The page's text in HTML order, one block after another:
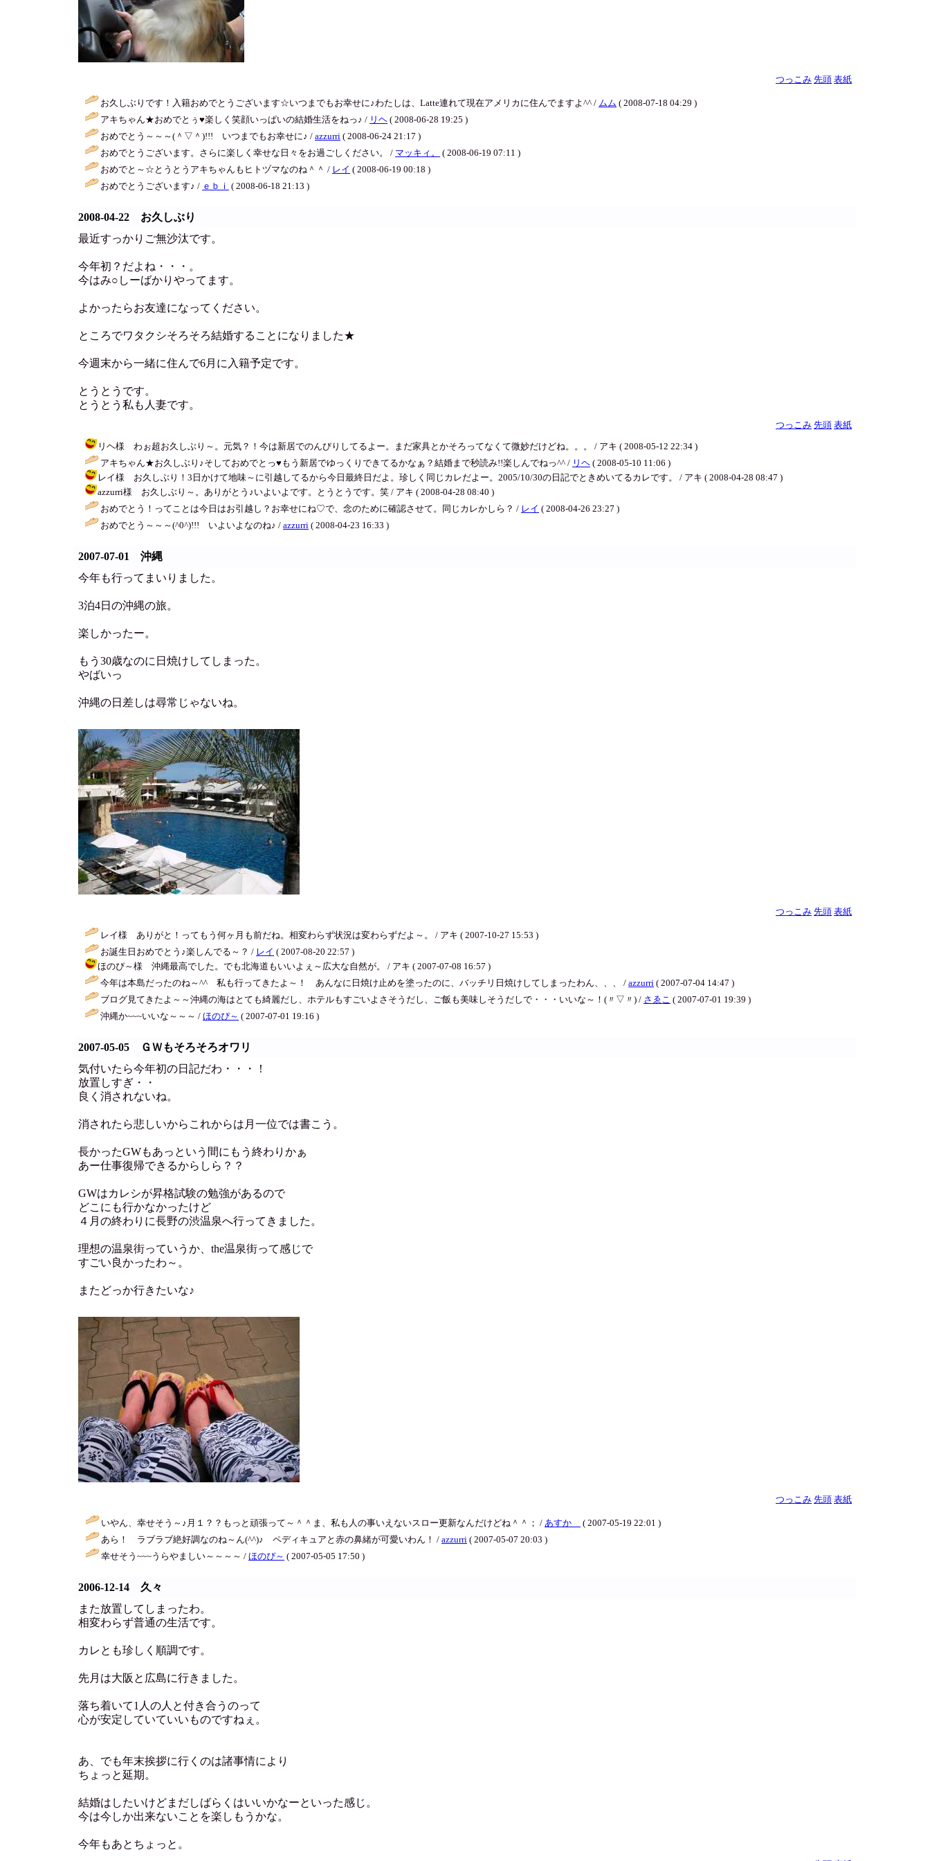
つっこみ 先頭 表紙
お久しぶりです！入籍おめでとうございます☆いつまでもお幸せに♪わたしは、Latte連れて現在アメリカに住んでますよ^^ / ムム ( 2008-07-18 04:29 )
アキちゃん★おめでとぅ♥楽しく笑顔いっぱいの結婚生活をねっ♪ / リヘ ( 2008-06-28 19:25 )
おめでとう～～～(＾▽＾)!!! いつまでもお幸せに♪ / azzurri ( 2008-06-24 21:17 )
おめでとうございます。さらに楽しく幸せな日々をお過ごしください。 / マッキィ。
( 2008-06-19 07:11 )
おめでと～☆とうとうアキちゃんもヒトヅマなのね＾＾ / レイ ( 2008-06-19 00:18 )
おめでとうございます♪ / ｅｂｉ ( 2008-06-18 21:13 )
2008-04-22 お久しぶり
最近すっかりご無沙汰です。
今年初？だよね・・・。
今はみ○しーばかりやってます。
よかったらお友達になってください。
ところでワタクシそろそろ結婚することになりました★
今週末から一緒に住んで6月に入籍予定です。
とうとうです。
とうとう私も人妻です。
つっこみ 先頭 表紙
リヘ様 わぉ超お久しぶり～。元気？！今は新居でのんびりしてるよー。まだ家具とかそろってなくて微妙だけどね。。。 / アキ ( 2008-05-12 22:34 )
アキちゃん★お久しぶり♪そしておめでとっ♥もう新居でゆっくりできてるかなぁ？結婚まで秒読み!!楽しんでねっ^^ / リヘ ( 2008-05-10 11:06 )
レイ様 お久しぶり！3日かけて地味～に引越してるから今日最終日だよ。珍しく同じカレだよー。2005/10/30の日記でときめいてるカレです。 / アキ ( 2008-04-28 08:47 )
azzurri様 お久しぶり～。ありがとう♪いよいよです。とうとうです。笑 / アキ ( 2008-04-28 08:40 )
おめでとう！ってことは今日はお引越し？お幸せにね♡で、念のために確認させて。同じカレかしら？ / レイ ( 2008-04-26 23:27 )
おめでとう～～～(^0^)!!! いよいよなのね♪ / azzurri ( 2008-04-23 16:33 )
2007-07-01 沖縄
今年も行ってまいりました。
3泊4日の沖縄の旅。
楽しかったー。
もう30歳なのに日焼けしてしまった。
やばいっ
沖縄の日差しは尋常じゃないね。
つっこみ 先頭 表紙
レイ様 ありがと！ってもう何ヶ月も前だね。相変わらず状況は変わらずだよ～。 / アキ ( 2007-10-27 15:53 )
お誕生日おめでとう♪楽しんでる～？ / レイ ( 2007-08-20 22:57 )
ほのぴ～様 沖縄最高でした。でも北海道もいいよぇ～広大な自然が。 / アキ ( 2007-07-08 16:57 )
今年は本島だったのね～^^ 私も行ってきたよ～！ あんなに日焼け止めを塗ったのに、バッチリ日焼けしてしまったわん、、、 / azzurri ( 2007-07-04 14:47 )
ブログ見てきたよ～～沖縄の海はとても綺麗だし、ホテルもすごいよさそうだし、ご飯も美味しそうだしで・・・いいな～！(〃▽〃) / さゑこ ( 2007-07-01 19:39 )
沖縄か~~~いいな～～～ / ほのぴ～ ( 2007-07-01 19:16 )
2007-05-05 ＧＷもそろそろオワリ
気付いたら今年初の日記だわ・・・！
放置しすぎ・・
良く消されないね。
消されたら悲しいからこれからは月一位では書こう。
長かったGWもあっという間にもう終わりかぁ
あー仕事復帰できるからしら？？
GWはカレシが昇格試験の勉強があるので
どこにも行かなかったけど
４月の終わりに長野の渋温泉へ行ってきました。
理想の温泉街っていうか、the温泉街って感じで
すごい良かったわ～。
またどっか行きたいな♪
つっこみ 先頭 表紙
いやん、幸せそう～♪月１？？もっと頑張って～＾＾ま、私も人の事いえないスロー更新なんだけどね＾＾； / あすか
( 2007-05-19 22:01 )
あら！ ラブラブ絶好調なのね～ん(^^)♪ ペディキュアと赤の鼻緒が可愛いわん！ / azzurri ( 2007-05-07 20:03 )
幸せそう~~~うらやましい～～～～ / ほのぴ～ ( 2007-05-05 17:50 )
2006-12-14 久々
また放置してしまったわ。
相変わらず普通の生活です。
カレとも珍しく順調です。
先月は大阪と広島に行きました。
落ち着いて1人の人と付き合うのって
心が安定していていいものですねぇ。
あ、でも年末挨拶に行くのは諸事情により
ちょっと延期。
結婚はしたいけどまだしばらくはいいかなーといった感じ。
今は今しか出来ないことを楽しもうかな。
今年もあとちょっと。